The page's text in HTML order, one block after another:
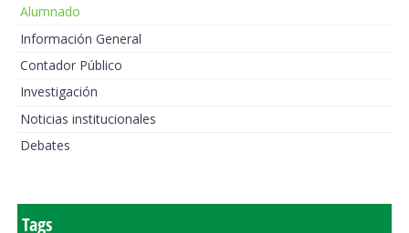
Alumnado
Información General
Contador Público
Investigación
Noticias institucionales
Debates
Tags